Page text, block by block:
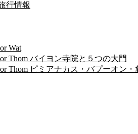
行情報
Wat
Thom バイヨン寺院と５つの大門
Thom ピミアナカス・バプーオン